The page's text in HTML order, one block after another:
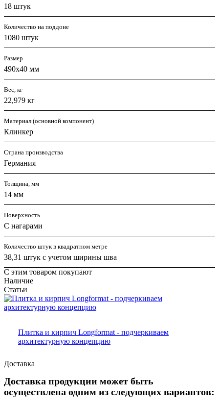
18 штук
Количество на поддоне
1080 штук
Размер
490х40 мм
Вес, кг
22,979 кг
Материал (основной компонент)
Клинкер
Страна производства
Германия
Толщина, мм
14 мм
Поверхность
С нагарами
Количество штук в квадратном метре
38,31 штук с учетом ширины шва
С этим товаром покупают
Наличие
Статьи
Плитка и кирпич Longformat - подчеркиваем
архитектурную концепцию
Доставка
Доставка продукции может быть
осуществлена одним из следующих вариантов: